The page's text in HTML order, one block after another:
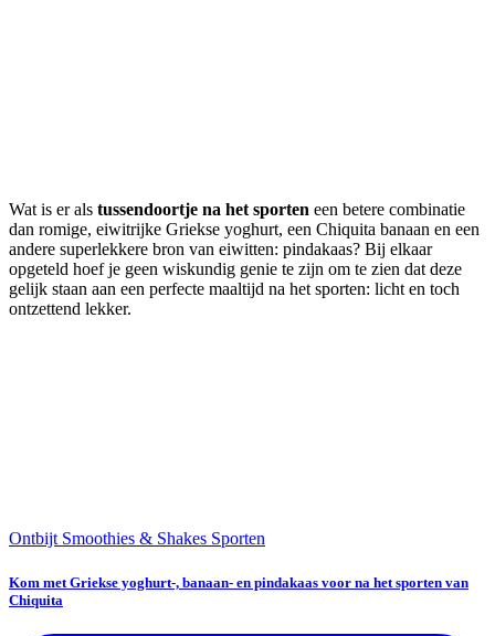
Wat is er als tussendoortje na het sporten een betere combinatie
dan romige, eiwitrijke Griekse yoghurt, een Chiquita banaan en een
andere superlekkere bron van eiwitten: pindakaas? Bij elkaar
opgeteld hoef je geen wiskundig genie te zijn om te zien dat deze
gelijk staan aan een perfecte maaltijd na het sporten: licht en toch
ontzettend lekker.
Ontbijt Smoothies & Shakes Sporten
Kom met Griekse yoghurt-, banaan- en pindakaas voor na het sporten van
Chiquita